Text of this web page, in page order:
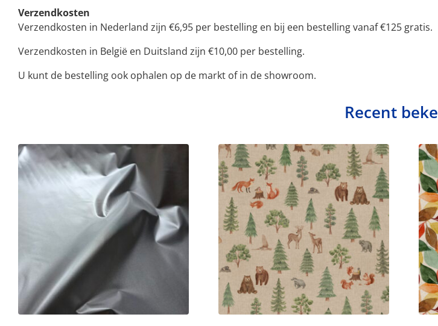
Verzendkosten
Verzendkosten in Nederland zijn €6,95 per bestelling en bij een bestelling vanaf €125 gratis.
Verzendkosten in België en Duitsland zijn €10,00 per bestelling.
U kunt de bestelling ook ophalen op de markt of in de showroom.
Recent